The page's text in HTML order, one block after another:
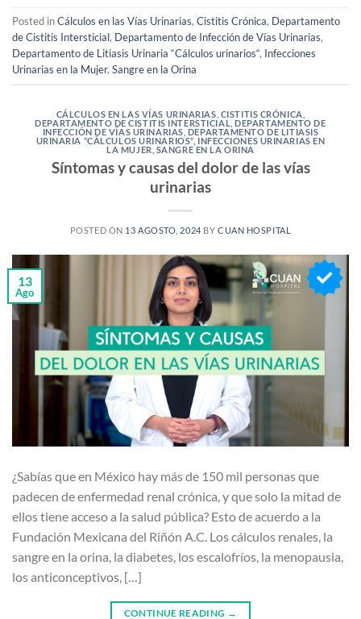
Posted inCálculos en las Vías Urinarias, Cistitis Crónica, Departamento
de Cistitis Intersticial, Departamento de Infección de Vías Urinarias,
Departamento de Litiasis Urinaria “Cálculos urinarios“, Infecciones
Urinarias en la Mujer, Sangre en la Orina
CÁLCULOS EN LAS VÍAS URINARIAS CISTITIS CRÓNICA
DEPARTAMENTO DE CISTITIS INTERSTICIAL ,DEPARTAMENTO DE
INFECCIÓN DE VÍAS URINARIAS DEPARTAMENTO DE LITIASIS
URINARIA “CÁLCULOS URINARIOS“, INFECCIONES URINARIAS EN
LA MUJER SANGRE EN LA ORINA
Síntomas y causas del dolor de las vías
urinarias
POSTED ON 13 AGOSTO, 2024 BY CUAN HOSPITAL
13
Ago
¿Sabías que en México hay más de 150 mil personas que
padecen de enfermedad renal crónica, y que solo la mitad de
ellos tiene acceso a la salud pública? Esto de acuerdo a la
Fundación Mexicana del Riñón A.C. Los cálculos renales, la
sangre en la orina, la diabetes, los escalofríos, la menopausia,
los anticonceptivos, […]
CONTINUE READING →